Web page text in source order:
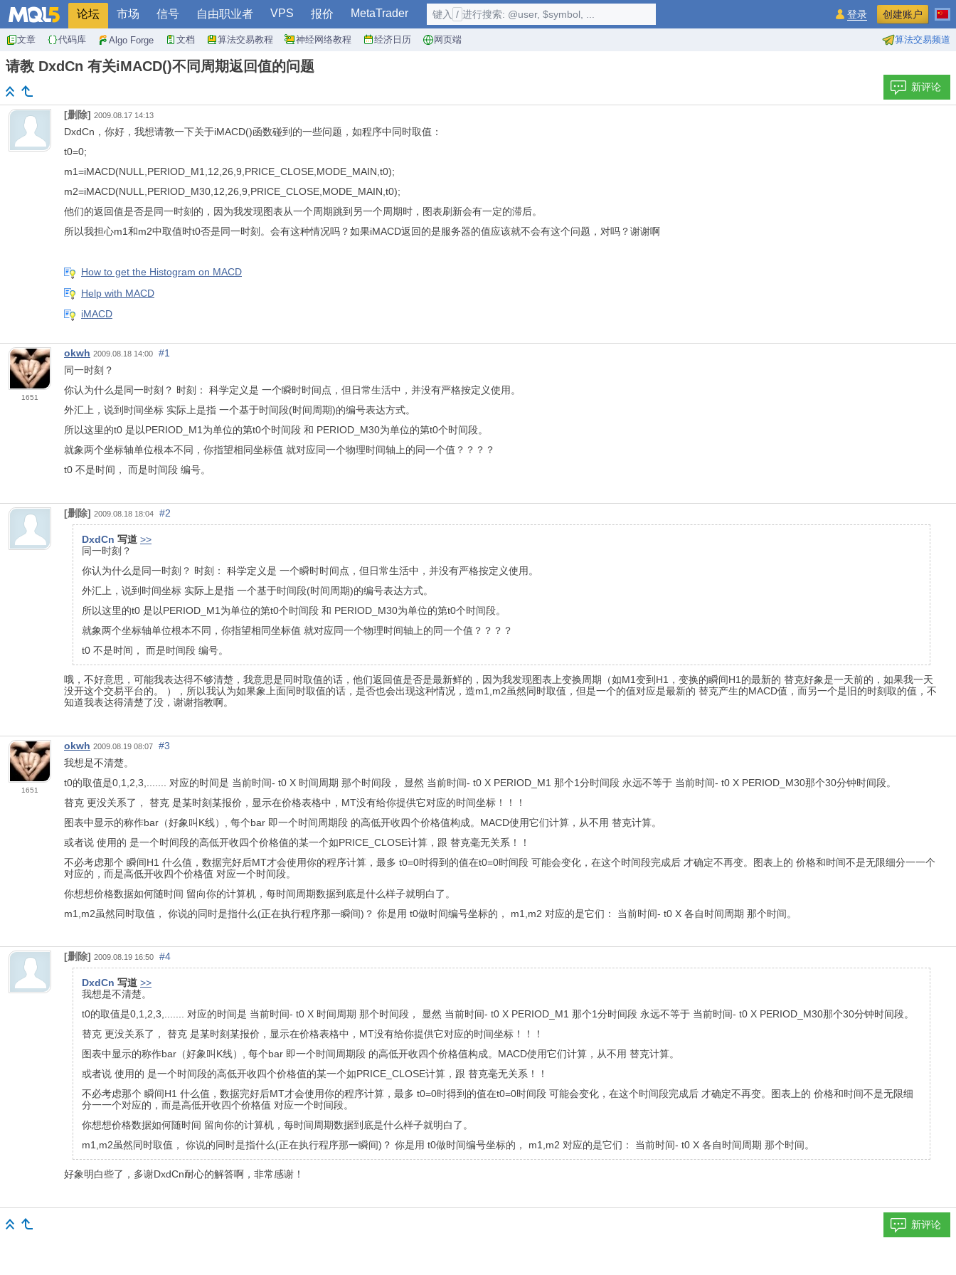
论坛 市场 信号 自由职业者 VPS 报价 MetaTrader
文章 代码库 Algo Forge 文档 算法交易教程 神经网络教程 经济日历 网页端 算法交易频道
键入 / 进行搜索: @user, $symbol, ... 登录 创建账户
请教 DxdCn 有关iMACD()不同周期返回值的问题
新评论
[删除] 2009.08.17 14:13
DxdCn，你好，我想请教一下关于iMACD()函数碰到的一些问题，如程序中同时取值：
t0=0;
m1=iMACD(NULL,PERIOD_M1,12,26,9,PRICE_CLOSE,MODE_MAIN,t0);
m2=iMACD(NULL,PERIOD_M30,12,26,9,PRICE_CLOSE,MODE_MAIN,t0);
他们的返回值是否是同一时刻的，因为我发现图表从一个周期跳到另一个周期时，图表刷新会有一定的滞后。
所以我担心m1和m2中取值时t0否是同一时刻。会有这种情况吗？如果iMACD返回的是服务器的值应该就不会有这个问题，对吗？谢谢啊
How to get the Histogram on MACD
Help with MACD
iMACD
1651
okwh 2009.08.18 14:00
#1
同一时刻？
你认为什么是同一时刻？ 时刻： 科学定义是 一个瞬时时间点，但日常生活中，并没有严格按定义使用。
外汇上，说到时间坐标 实际上是指 一个基于时间段(时间周期)的编号表达方式。
所以这里的t0 是以PERIOD_M1为单位的第t0个时间段 和 PERIOD_M30为单位的第t0个时间段。
就象两个坐标轴单位根本不同，你指望相同坐标值 就对应同一个物理时间轴上的同一个值？？？？
t0 不是时间， 而是时间段 编号。
[删除] 2009.08.18 18:04 #2
DxdCn 写道 >>
同一时刻？
你认为什么是同一时刻？ 时刻： 科学定义是 一个瞬时时间点，但日常生活中，并没有严格按定义使用。
外汇上，说到时间坐标 实际上是指 一个基于时间段(时间周期)的编号表达方式。
所以这里的t0 是以PERIOD_M1为单位的第t0个时间段 和 PERIOD_M30为单位的第t0个时间段。
就象两个坐标轴单位根本不同，你指望相同坐标值 就对应同一个物理时间轴上的同一个值？？？？
t0 不是时间， 而是时间段 编号。
哦，不好意思，可能我表达得不够清楚，我意思是同时取值的话，他们返回值是否是最新鲜的，因为我发现图表上变换周期（如M1变到H1，变换的瞬间H1的最新的 替克好象是一天前的，如果我一天
没开这个交易平台的。 ），所以我认为如果象上面同时取值的话，是否也会出现这种情况，造m1,m2虽然同时取值，但是一个的值对应是最新的 替克产生的MACD值，而另一个是旧的时刻取的值，不
知道我表达得清楚了没，谢谢指教啊。
1651
okwh 2009.08.19 08:07
#3
我想是不清楚。
t0的取值是0,1,2,3,....... 对应的时间是 当前时间- t0 X 时间周期 那个时间段， 显然 当前时间- t0 X PERIOD_M1 那个1分时间段 永远不等于 当前时间- t0 X PERIOD_M30那个30分钟时间段。
替克 更没关系了， 替克 是某时刻某报价，显示在价格表格中，MT没有给你提供它对应的时间坐标！！！
图表中显示的称作bar（好象叫K线）, 每个bar 即一个时间周期段 的高低开收四个价格值构成。MACD使用它们计算，从不用 替克计算。
或者说 使用的 是一个时间段的高低开收四个价格值的某一个如PRICE_CLOSE计算，跟 替克毫无关系！！
不必考虑那个 瞬间H1 什么值，数据完好后MT才会使用你的程序计算，最多 t0=0时得到的值在t0=0时间段 可能会变化，在这个时间段完成后 才确定不再变。图表上的 价格和时间不是无限细分一一个
对应的，而是高低开收四个价格值 对应一个时间段。
你想想价格数据如何随时间 留向你的计算机，每时间周期数据到底是什么样子就明白了。
m1,m2虽然同时取值， 你说的同时是指什么(正在执行程序那一瞬间)？ 你是用 t0做时间编号坐标的， m1,m2 对应的是它们： 当前时间- t0 X 各自时间周期 那个时间。
[删除] 2009.08.19 16:50 #4
DxdCn 写道 >>
我想是不清楚。
t0的取值是0,1,2,3,....... 对应的时间是 当前时间- t0 X 时间周期 那个时间段， 显然 当前时间- t0 X PERIOD_M1 那个1分时间段 永远不等于 当前时间- t0 X PERIOD_M30那个30分钟时间段。
替克 更没关系了， 替克 是某时刻某报价，显示在价格表格中，MT没有给你提供它对应的时间坐标！！！
图表中显示的称作bar（好象叫K线）, 每个bar 即一个时间周期段 的高低开收四个价格值构成。MACD使用它们计算，从不用 替克计算。
或者说 使用的 是一个时间段的高低开收四个价格值的某一个如PRICE_CLOSE计算，跟 替克毫无关系！！
不必考虑那个 瞬间H1 什么值，数据完好后MT才会使用你的程序计算，最多 t0=0时得到的值在t0=0时间段 可能会变化，在这个时间段完成后 才确定不再变。图表上的 价格和时间不是无限细
分一一个对应的，而是高低开收四个价格值 对应一个时间段。
你想想价格数据如何随时间 留向你的计算机，每时间周期数据到底是什么样子就明白了。
m1,m2虽然同时取值， 你说的同时是指什么(正在执行程序那一瞬间)？ 你是用 t0做时间编号坐标的， m1,m2 对应的是它们： 当前时间- t0 X 各自时间周期 那个时间。
好象明白些了，多谢DxdCn耐心的解答啊，非常感谢！
新评论